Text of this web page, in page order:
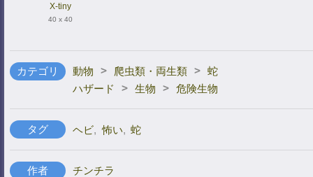
X-tiny
40 x 40
カテゴリ 動物 > 爬虫類・両生類 > 蛇
ハザード
> 生物 > 危険生物
タグ ヘビ, 怖い, 蛇
作者 チンチラ